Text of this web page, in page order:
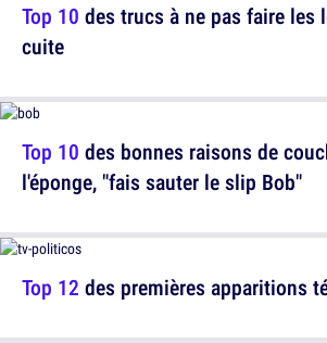
Top 10 des trucs à ne pas faire les
cuite
Top 12 des premières apparitions
Top 10 des bonnes raisons de
l'éponge, "fais sauter le slip Bob"